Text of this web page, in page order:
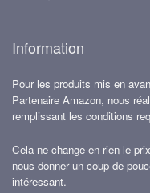
Information
Pour les produits mis en
Partenaire Amazon, nous
remplissant les conditions
Cela ne change en rien le
nous donner un coup de
intéressant.